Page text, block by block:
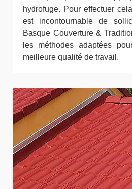
hydrofuge. Pour effectuer
est incontournable de
Basque Couverture &
les méthodes adaptées
meilleure qualité de travail.